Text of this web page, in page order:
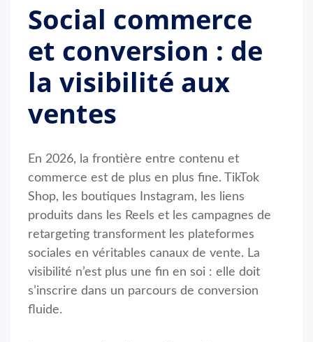
Social commerce
et conversion : de
la visibilité aux
ventes
En 2026, la frontière entre contenu et
commerce est de plus en plus fine. TikTok
Shop, les boutiques Instagram, les liens
produits dans les Reels et les campagnes de
retargeting transforment les plateformes
sociales en véritables canaux de vente. La
visibilité n’est plus une fin en soi : elle doit
s’inscrire dans un parcours de conversion
fluide.